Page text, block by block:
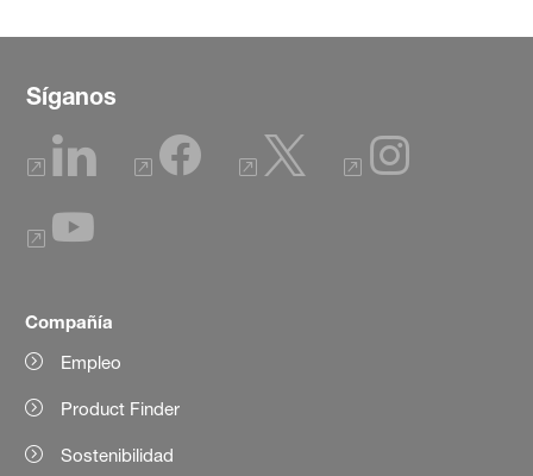
Síganos
Compañía
Empleo
Product Finder
Sostenibilidad